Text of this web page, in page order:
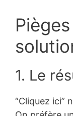
1. Le
“Cliquez ici”